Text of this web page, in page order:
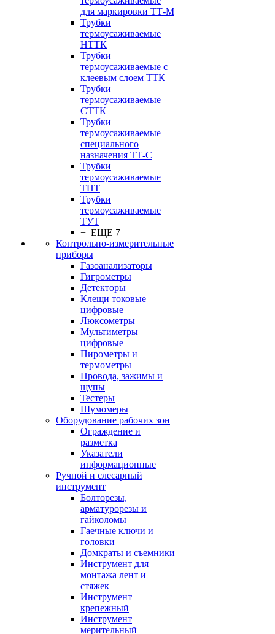
для маркировки ТТ-М
Трубки
термоусаживаемые
НTТК
Трубки
термоусаживаемые с
клеевым слоем TТК
Трубки
термоусаживаемые
СTТК
Трубки
термоусаживаемые
специального
назначения ТТ-С
Трубки
термоусаживаемые
ТНТ
Трубки
термоусаживаемые
ТУТ
+ ЕЩЕ 7
Контрольно-измерительные
приборы
Газоанализаторы
Гигрометры
Детекторы
Клещи токовые
цифровые
Люксометры
Мультиметры
цифровые
Пирометры и
термометры
Провода, зажимы и
щупы
Тестеры
Шумомеры
Оборудование рабочих зон
Ограждение и
разметка
Указатели
информационные
Ручной и слесарный
инструмент
Болторезы,
арматурорезы и
гайколомы
Гаечные ключи и
головки
Домкраты и съемники
Инструмент для
монтажа лент и
стяжек
Инструмент
крепежный
Инструмент
мерительный